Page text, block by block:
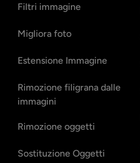
Filtri immagine
Migliora foto
Estensione Immagine
Rimozione filigrana dalle
immagini
Rimozione oggetti
Sostituzione Oggetti